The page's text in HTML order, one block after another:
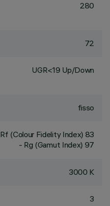
280
72
UGR<19 Up/Down
fisso
Rf (Colour Fidelity Index) 83
- Rg (Gamut Index) 97
3000 K
3